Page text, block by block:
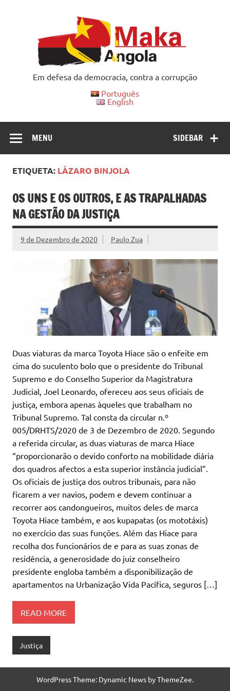
Em defesa da democracia, contra a corrupção
Português
English
SIDEBAR
MENU
ETIQUETA: LÁZARO BINJOLA
OS UNS E OS OUTROS, E AS TRAPALHADAS
NA GESTÃO DA JUSTIÇA
9 de Dezembro de 2020 Paulo Zua
Duas viaturas da marca Toyota Hiace são o enfeite em
cima do suculento bolo que o presidente do Tribunal
Supremo e do Conselho Superior da Magistratura
Judicial, Joel Leonardo, ofereceu aos seus oficiais de
justiça, embora apenas àqueles que trabalham no
Tribunal Supremo. Tal consta da circular n.º
005/DRHTS/2020 de 3 de Dezembro de 2020. Segundo
a referida circular, as duas viaturas de marca Hiace
“proporcionarão o devido conforto na mobilidade diária
dos quadros afectos a esta superior instância judicial”.
Os oficiais de justiça dos outros tribunais, para não
ficarem a ver navios, podem e devem continuar a
recorrer aos candongueiros, muitos deles de marca
Toyota Hiace também, e aos kupapatas (os mototáxis)
no exercício das suas funções. Além das Hiace para
recolha dos funcionários de e para as suas zonas de
residência, a generosidade do juiz conselheiro
presidente engloba também a disponibilização de
apartamentos na Urbanização Vida Pacífica, seguros […]
READ MORE
Justiça
WordPress Theme: Dynamic News by ThemeZee.